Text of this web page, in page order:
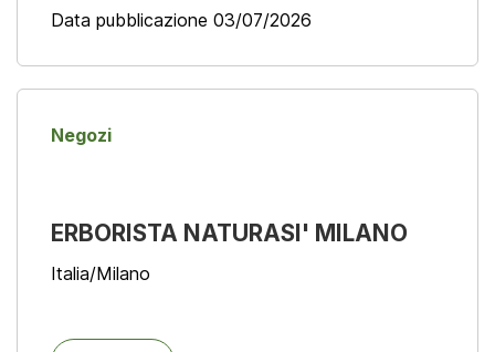
Data pubblicazione 03/07/2026
Negozi
ERBORISTA NATURASI' MILANO
Italia/Milano